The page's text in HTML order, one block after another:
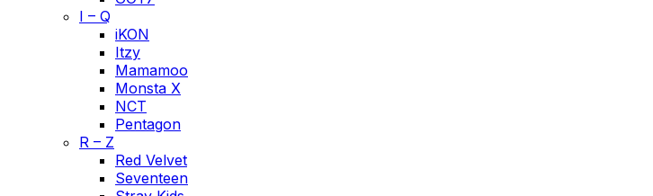
I – Q
iKON
Itzy
Mamamoo
Monsta X
NCT
Pentagon
R – Z
Red Velvet
Seventeen